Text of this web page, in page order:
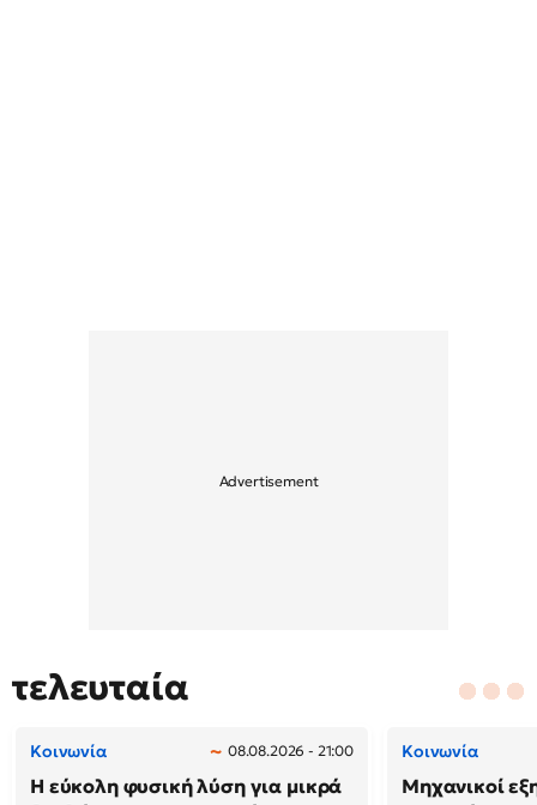
τελευταία
Κοινωνία 08.08.2026 - 21:00
Η εύκολη φυσική λύση για μικρά
Κοινωνία
Μηχανικοί